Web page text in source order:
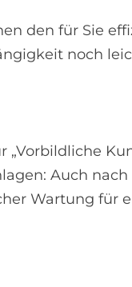
den für Sie
noch
Auch
Wartung für